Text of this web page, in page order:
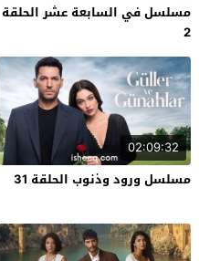
مسلسل في السابعة عشر الحلقة
2
02:09:32
مسلسل ورود وذنوب الحلقة 31